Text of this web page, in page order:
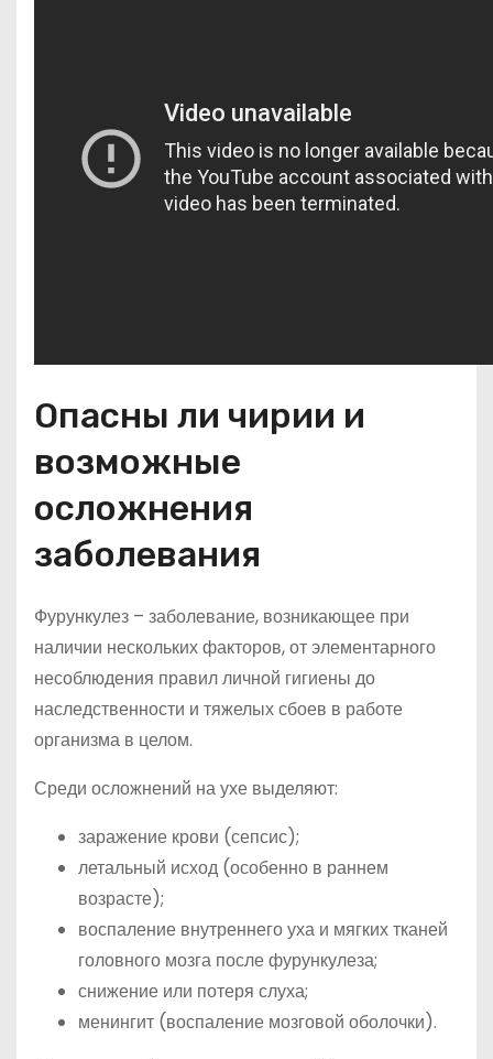
Опасны ли чирии и
возможные
осложнения
заболевания
Фурункулез – заболевание, возникающее при
наличии нескольких факторов, от элементарного
несоблюдения правил личной гигиены до
наследственности и тяжелых сбоев в работе
организма в целом.
Среди осложнений на ухе выделяют:
заражение крови (сепсис);
летальный исход (особенно в раннем
возрасте);
воспаление внутреннего уха и мягких тканей
головного мозга после фурункулеза;
снижение или потеря слуха;
менингит (воспаление мозговой оболочки).